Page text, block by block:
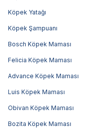
Köpek Yatağı
Köpek Şampuanı
Bosch Köpek Maması
Felicia Köpek Maması
Advance Köpek Maması
Luis Köpek Maması
Obivan Köpek Maması
Bozita Köpek Maması